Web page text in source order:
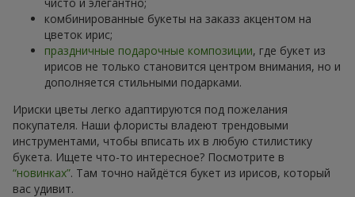
комбинированные букеты на заказз акцентом на
цветок ирис;
праздничные подарочные композиции, где букет из
ирисов не только становится центром внимания, но и
дополняется стильными подарками.
Ириски цветы легко адаптируются под пожелания
покупателя. Наши флористы владеют трендовыми
инструментами, чтобы вписать их в любую стилистику
букета. Ищете что-то интересное? Посмотрите в
“новинках”. Там точно найдётся букет из ирисов, который
вас удивит.